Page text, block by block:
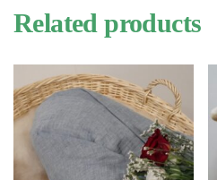
Related products